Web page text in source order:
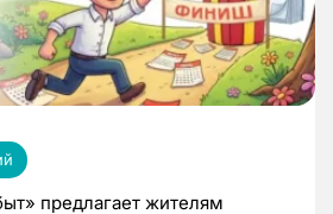
предлагает жителям